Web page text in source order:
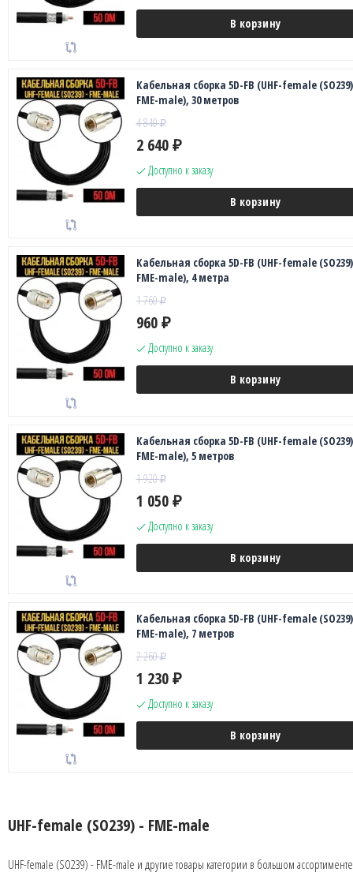
В корзину
Кабельная сборка 5D-FB (UHF-female
FME-male), 30 метров
4 840₽
2 640 ₽
Доступно к заказу
В корзину
Кабельная сборка 5D-FB (UHF-female
FME-male), 4 метра
1 760₽
960 ₽
Доступно к заказу
В корзину
Кабельная сборка 5D-FB (UHF-female
FME-male), 5 метров
1 920₽
1 050 ₽
Доступно к заказу
В корзину
Кабельная сборка 5D-FB (UHF-female
FME-male), 7 метров
2 260₽
1 230 ₽
Доступно к заказу
В корзину
UHF-female (SO239) - FME-male
UHF-female (SO239) - FME-male и другие товары категории в большом